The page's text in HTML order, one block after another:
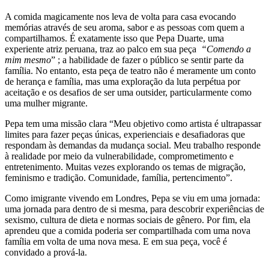
A comida magicamente nos leva de volta para casa evocando
memórias através de seu aroma, sabor e as pessoas com quem a
compartilhamos. É exatamente isso que Pepa Duarte, uma
experiente atriz peruana, traz ao palco em sua peça
“Comendo a
mim mesmo” ; a habilidade de fazer o público se sentir parte da
família. No entanto, esta peça de teatro não é meramente um conto
de herança e família, mas uma exploração da luta perpétua por
aceitação e os desafios de ser uma outsider, particularmente como
uma mulher migrante.
Pepa tem uma missão clara “Meu objetivo como artista é ultrapassar
limites para fazer peças únicas, experienciais e desafiadoras que
respondam às demandas da mudança social. Meu trabalho responde
à realidade por meio da vulnerabilidade, comprometimento e
entretenimento. Muitas vezes explorando os temas de migração,
feminismo e tradição. Comunidade, família, pertencimento”.
Como imigrante vivendo em Londres, Pepa se viu em uma jornada:
uma jornada para dentro de si mesma, para descobrir experiências de
sexismo, cultura de dieta e normas sociais de gênero. Por fim, ela
aprendeu que a comida poderia ser compartilhada com uma nova
família em volta de uma nova mesa. E em sua peça, você é
convidado a prová-la.